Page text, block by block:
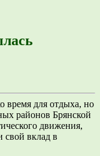
время для отдыха, но
районов Брянской
движения,
свой вклад в